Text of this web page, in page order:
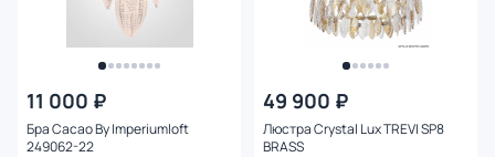
11 000 ₽
Бра Cacao By Imperiumloft
249062-22
49 900 ₽
Люстра Crystal Lux TREVI SP8
BRASS